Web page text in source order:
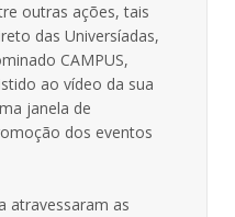
outras ações, tais
das Universíadas,
CAMPUS,
ao vídeo da sua
janela de
dos eventos
atravessaram as